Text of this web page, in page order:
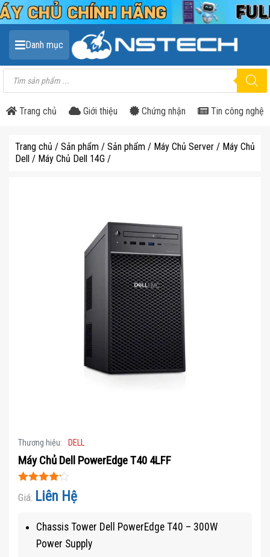
Danh mục
Tìm
kiếm
sản
Trang chủ
Giới thiệu Chứng nhận Tin công nghệ
Trang chủ / Sản phẩm / Sản phẩm / Máy Chủ Server / Máy Chủ
Dell / Máy Chủ Dell 14G /
Thương hiệu: DELL
Máy Chủ Dell PowerEdge T40 4LFF
Được xếp
hạng4.1
Giá: Liên Hệ
Chassis Tower Dell PowerEdge T40 – 300W
Power Supply